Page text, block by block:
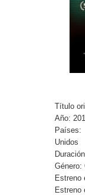
Título
Año:
Unidos
Género:
Estreno
Estreno